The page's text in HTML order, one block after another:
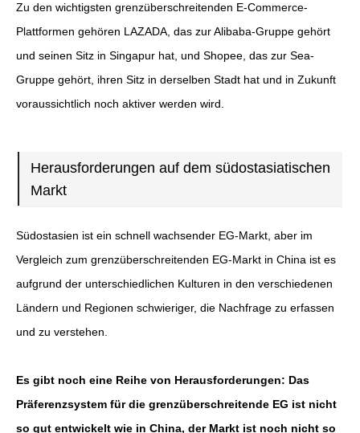
Zu den wichtigsten grenzüberschreitenden E-Commerce-
Plattformen gehören LAZADA, das zur Alibaba-Gruppe gehört
und seinen Sitz in Singapur hat, und Shopee, das zur Sea-
Gruppe gehört, ihren Sitz in derselben Stadt hat und in Zukunft
voraussichtlich noch aktiver werden wird.
Herausforderungen auf dem südostasiatischen
Markt
Südostasien ist ein schnell wachsender EG-Markt, aber im
Vergleich zum grenzüberschreitenden EG-Markt in China ist es
aufgrund der unterschiedlichen Kulturen in den verschiedenen
Ländern und Regionen schwieriger, die Nachfrage zu erfassen
und zu verstehen.
Es gibt noch eine Reihe von Herausforderungen: Das
Präferenzsystem für die grenzüberschreitende EG ist nicht
so gut entwickelt wie in China, der Markt ist noch nicht so